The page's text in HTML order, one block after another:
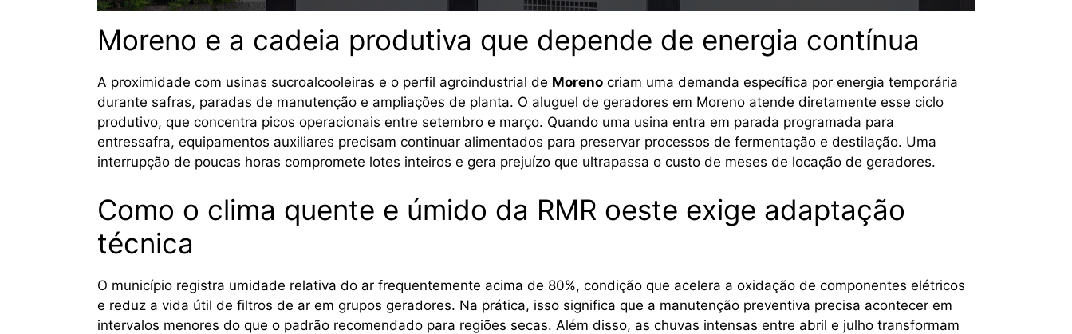
Moreno e a cadeia produtiva que depende de energia contínua
A proximidade com usinas sucroalcooleiras e o perfil agroindustrial de Moreno criam uma demanda específica por energia temporária
durante safras, paradas de manutenção e ampliações de planta. O aluguel de geradores em Moreno atende diretamente esse ciclo
produtivo, que concentra picos operacionais entre setembro e março. Quando uma usina entra em parada programada para
entressafra, equipamentos auxiliares precisam continuar alimentados para preservar processos de fermentação e destilação. Uma
interrupção de poucas horas compromete lotes inteiros e gera prejuízo que ultrapassa o custo de meses de locação de geradores.
Como o clima quente e úmido da RMR oeste exige adaptação
técnica
O município registra umidade relativa do ar frequentemente acima de 80%, condição que acelera a oxidação de componentes elétricos
e reduz a vida útil de filtros de ar em grupos geradores. Na prática, isso significa que a manutenção preventiva precisa acontecer em
intervalos menores do que o padrão recomendado para regiões secas. Além disso, as chuvas intensas entre abril e julho transformam